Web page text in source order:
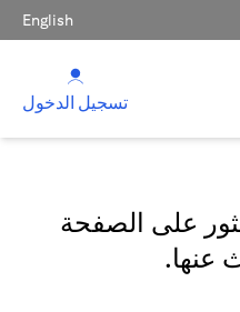
English
تسجيل الدخول
على الصفحة
عنها.